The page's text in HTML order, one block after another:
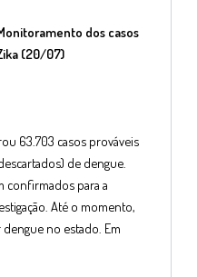
dos casos
(20/07)
63.703 casos prováveis
de dengue.
confirmados para a
Até o momento,
no estado. Em